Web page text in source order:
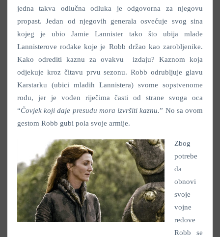
jedna takva odlučna odluka je odgovorna za njegovu
propast. Jedan od njegovih generala osvećuje svog sina
kojeg je ubio Jamie Lannister tako što ubija mlade
Lannisterove rođake koje je Robb držao kao zarobljenike.
Kako odrediti kaznu za ovakvu izdaju? Kaznom koja
odjekuje kroz čitavu prvu sezonu. Robb odrubljuje glavu
Karstarku (ubici mladih Lannistera) svome sopstvenome
rodu, jer je vođen riječima časti od strane svoga oca
“Čovjek koji daje presudu mora izvršiti kaznu.” No sa ovom
gestom Robb gubi pola svoje armije.
Zbog
potrebe
da
obnovi
svoje
vojne
redove
Robb se